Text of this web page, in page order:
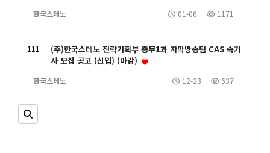
한국스테노 1171
01-06
111
(주)한국스테노 전략기획부 총무1과 자막방송팀 CAS 속기
사 모집 공고 (신입) (마감)
한국스테노 637
12-23